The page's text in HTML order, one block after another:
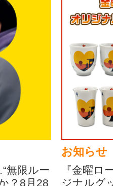
無限ルー
？8月28
お知らせ
『金曜ロ
ジナルグ